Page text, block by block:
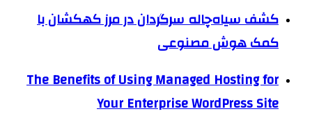
کشف سیاه‌چاله سرگردان در مرز کهکشان با
کمک هوش مصنوعی
The Benefits of Using Managed Hosting for
Your Enterprise WordPress Site